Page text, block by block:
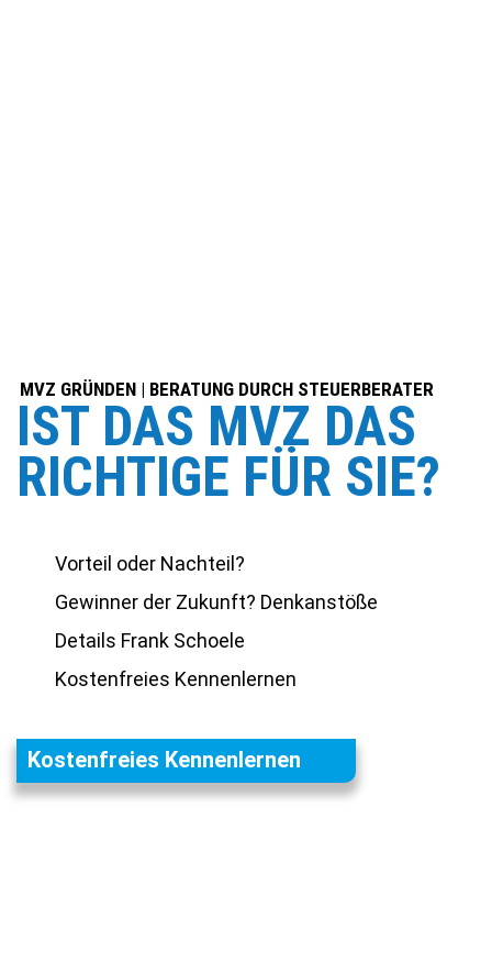
MVZ GRÜNDEN | BERATUNG DURCH STEUERBERATER
IST DAS MVZ DAS
RICHTIGE FÜR SIE?
Vorteil oder Nachteil?
Gewinner der Zukunft? Denkanstöße
Details Frank Schoele
Kostenfreies Kennenlernen
Kostenfreies Kennenlernen